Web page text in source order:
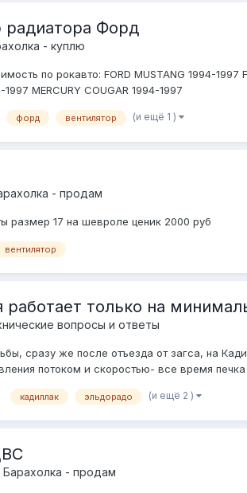
радиатора Форд
- куплю
по рокавто: FORD MUSTANG 1994-1997
1997 MERCURY COUGAR 1994-1997
форд вентилятор (и ещё 1 )
- продам
размер 17 на шевроле ценик 2000 руб
вентилятор
работает только на
вопросы и ответы
сразу же после отъезда от загса, на
потоком и скоростью- все время
кадиллак эльдорадо (и ещё 2 )
Барахолка - продам